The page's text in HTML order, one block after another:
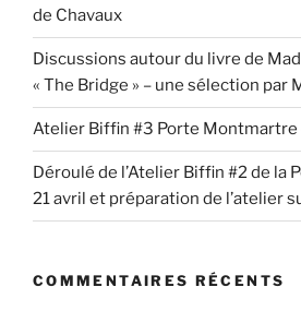
de Chavaux
Discussions autour du livre de
« The Bridge » – une sélection par
Atelier Biffin #3 Porte Montmartre
Déroulé de l’Atelier Biffin #2 de la
21 avril et préparation de l’atelier
COMMENTAIRES RÉCENTS